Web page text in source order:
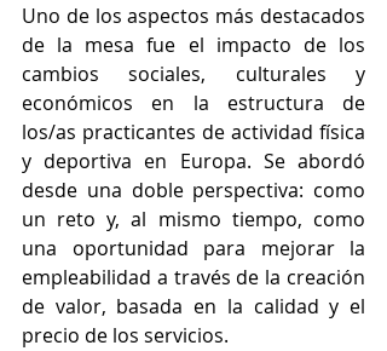
Uno de los aspectos más destacados
de la mesa fue el impacto de los
cambios sociales, culturales y
económicos en la estructura de
los/as practicantes de actividad física
y deportiva en Europa. Se abordó
desde una doble perspectiva: como
un reto y, al mismo tiempo, como
una oportunidad para mejorar la
empleabilidad a través de la creación
de valor, basada en la calidad y el
precio de los servicios.